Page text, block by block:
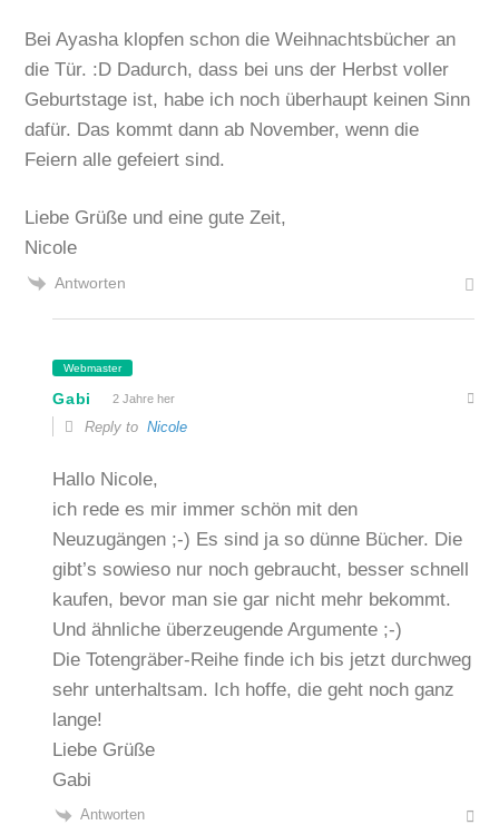
Bei Ayasha klopfen schon die Weihnachtsbücher an
die Tür. :D Dadurch, dass bei uns der Herbst voller
Geburtstage ist, habe ich noch überhaupt keinen Sinn
dafür. Das kommt dann ab November, wenn die
Feiern alle gefeiert sind.
Liebe Grüße und eine gute Zeit,
Nicole
Antworten
Webmaster
Gabi 2 Jahre her
Reply toNicole
Hallo Nicole,
ich rede es mir immer schön mit den
Neuzugängen ;-) Es sind ja so dünne Bücher. Die
gibt’s sowieso nur noch gebraucht, besser schnell
kaufen, bevor man sie gar nicht mehr bekommt.
Und ähnliche überzeugende Argumente ;-)
Die Totengräber-Reihe finde ich bis jetzt durchweg
sehr unterhaltsam. Ich hoffe, die geht noch ganz
lange!
Liebe Grüße
Gabi
Antworten